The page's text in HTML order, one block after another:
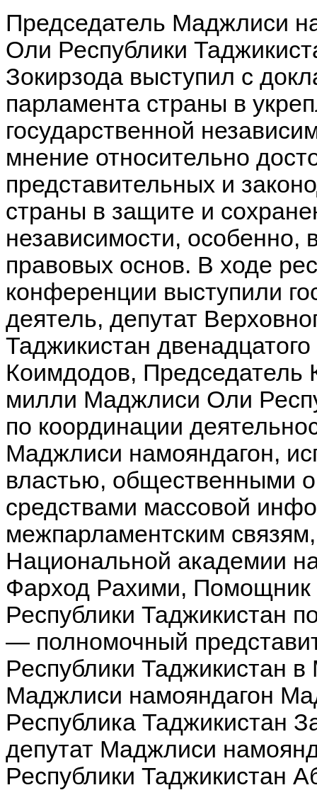
Председатель Маджлиси
Оли Республики
Зокирзода выступил с
парламента страны в
государственной
мнение относительно
представительных и
страны в защите и
независимости, особенно,
правовых основ. В ходе
конференции выступили
деятель, депутат
Таджикистан
Коимдодов,
милли Маджлиси Оли
по координации
Маджлиси намояндагон,
властью, общественными
средствами массовой
межпарламентским
Национальной академии
Фарход Рахими, Помощник
Республики Таджикистан
— полномочный
Республики Таджикистан
Маджлиси намояндагон
Республика Таджикистан
депутат Маджлиси
Республики Таджикистан